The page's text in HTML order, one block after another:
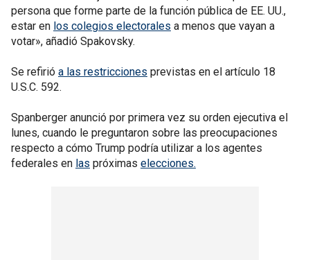
persona que forme parte de la función pública de EE. UU.,
estar en los colegios electorales a menos que vayan a
votar», añadió Spakovsky.
Se refirió a las restricciones previstas en el artículo 18
U.S.C. 592.
Spanberger anunció por primera vez su orden ejecutiva el
lunes, cuando le preguntaron sobre las preocupaciones
respecto a cómo Trump podría utilizar a los agentes
federales en las próximas elecciones.